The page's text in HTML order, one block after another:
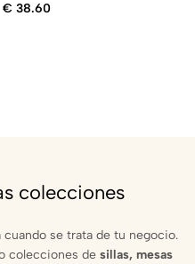
€ 38.60
colecciones
cuando se trata de tu negocio.
colecciones de sillas, mesas